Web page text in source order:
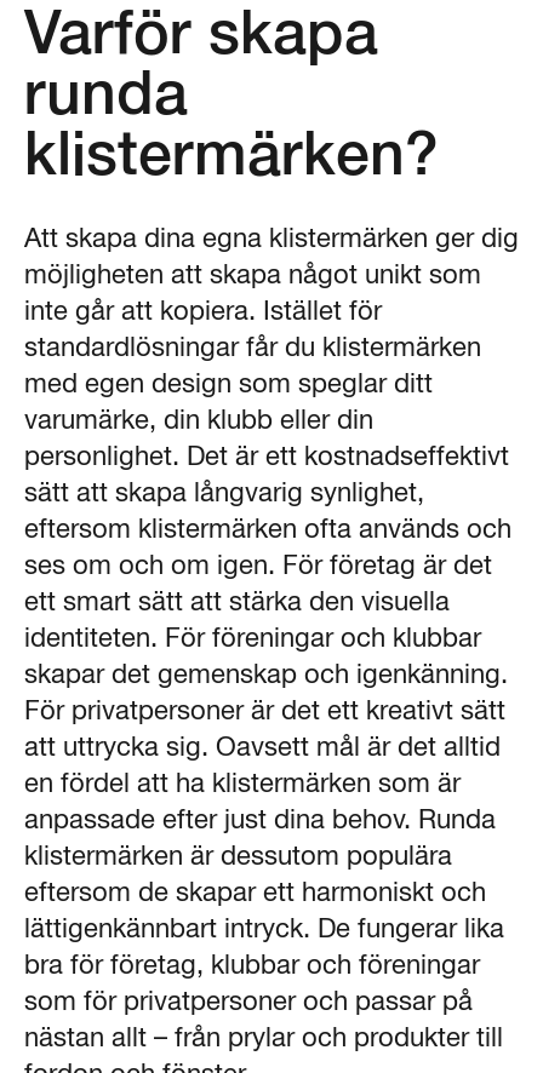
Varför skapa
runda
klistermärken?
Att skapa dina egna klistermärken ger dig
möjligheten att skapa något unikt som
inte går att kopiera. Istället för
standardlösningar får du klistermärken
med egen design som speglar ditt
varumärke, din klubb eller din
personlighet. Det är ett kostnadseffektivt
sätt att skapa långvarig synlighet,
eftersom klistermärken ofta används och
ses om och om igen. För företag är det
ett smart sätt att stärka den visuella
identiteten. För föreningar och klubbar
skapar det gemenskap och igenkänning.
För privatpersoner är det ett kreativt sätt
att uttrycka sig. Oavsett mål är det alltid
en fördel att ha klistermärken som är
anpassade efter just dina behov. Runda
klistermärken är dessutom populära
eftersom de skapar ett harmoniskt och
lättigenkännbart intryck. De fungerar lika
bra för företag, klubbar och föreningar
som för privatpersoner och passar på
nästan allt – från prylar och produkter till